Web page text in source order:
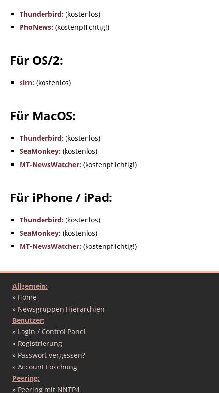
Thunderbird: (kostenlos)
PhoNews: (kostenpflichtig!)
Für OS/2:
slrn: (kostenlos)
Für MacOS:
Thunderbird: (kostenlos)
SeaMonkey: (kostenlos)
MT-NewsWatcher: (kostenpflichtig!)
Für iPhone / iPad:
Thunderbird: (kostenlos)
SeaMonkey: (kostenlos)
MT-NewsWatcher: (kostenpflichtig!)
Allgemein:
» Home
» Newsgruppen Hierarchien
Benutzer:
» Login / Control Panel
» Registrierung
» Passwort vergessen?
» Account Löschung
Peering:
» Peering mit NNTP4